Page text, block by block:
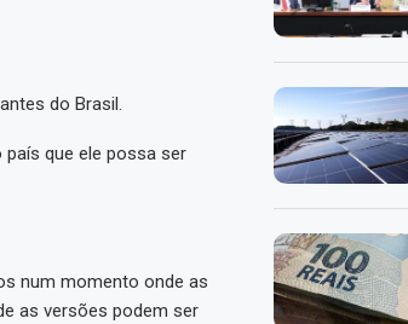
do Brasil.
país que ele possa ser
num momento onde as
as versões podem ser